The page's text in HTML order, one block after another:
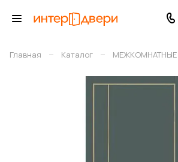
Главная – Каталог – МЕЖКОМНАТНЫЕ